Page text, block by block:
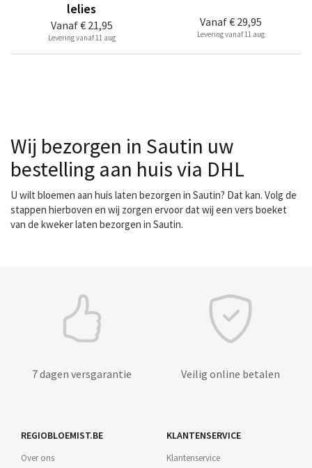
Vanaf€ 21,95
lelies
Levering vanaf 11 aug
Vanaf€ 29,95
Levering vanaf 11 aug
Wij bezorgen in Sautin uw
bestelling aan huis via DHL
U wilt bloemen aan huis laten bezorgen in Sautin? Dat kan. Volg de
stappen hierboven en wij zorgen ervoor dat wij een vers boeket
van de kweker laten bezorgen in Sautin.
7 dagen versgarantie Veilig online betalen
REGIOBLOEMIST.BE
Over ons
KLANTENSERVICE
Klantenservice